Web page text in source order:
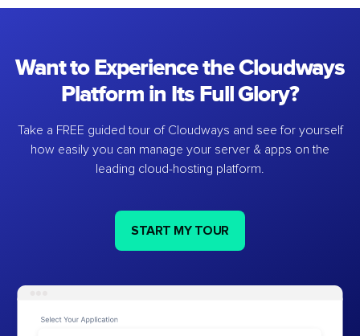
Want to Experience the Cloudways
Platform in Its Full Glory?
Take a FREE guided tour of Cloudways and see for yourself
how easily you can manage your server & apps on the
leading cloud-hosting platform.
START MY TOUR